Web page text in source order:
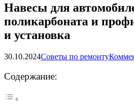
Навесы для
поликарбоната и
и установка
30.10.2024Советы по ремонту
Содержание: